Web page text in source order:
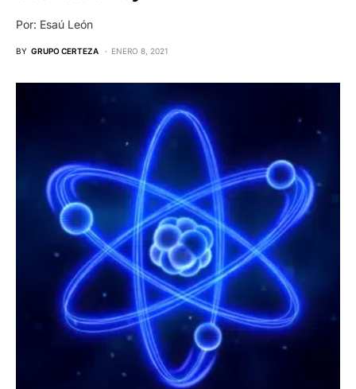
Por: Esaú León
BY GRUPO CERTEZA ENERO 8, 2021